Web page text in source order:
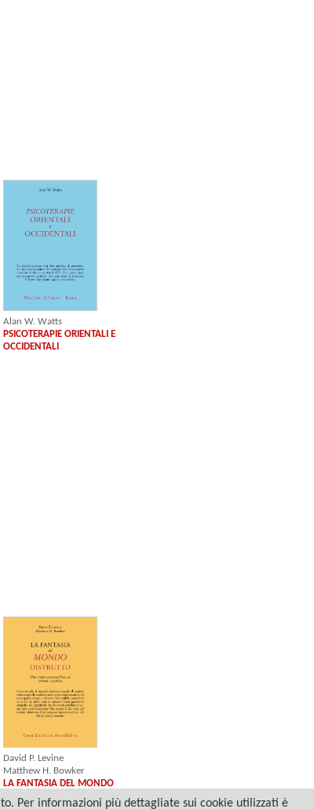
Alan W. Watts
PSICOTERAPIE ORIENTALI E
OCCIDENTALI
David P. Levine
Matthew H. Bowker
LA FANTASIA DEL MONDO
DISTRUTTO
Per informazioni più dettagliate sui cookie utilizzati è